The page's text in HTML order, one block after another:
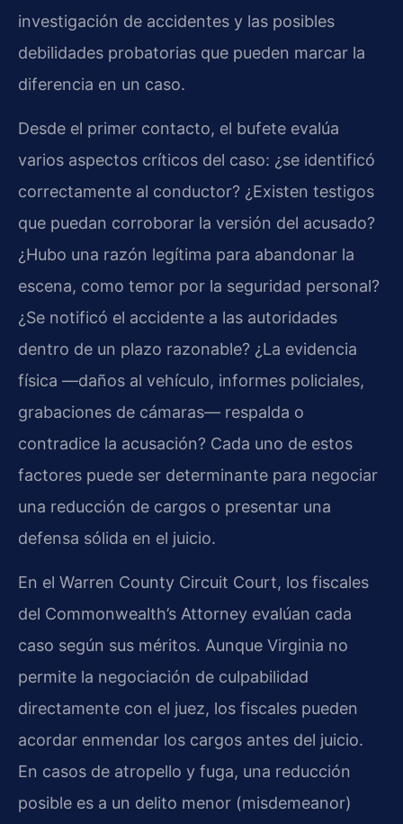
investigación de accidentes y las posibles
debilidades probatorias que pueden marcar la
diferencia en un caso.
Desde el primer contacto, el bufete evalúa
varios aspectos críticos del caso: ¿se identificó
correctamente al conductor? ¿Existen testigos
que puedan corroborar la versión del acusado?
¿Hubo una razón legítima para abandonar la
escena, como temor por la seguridad personal?
¿Se notificó el accidente a las autoridades
dentro de un plazo razonable? ¿La evidencia
física —daños al vehículo, informes policiales,
grabaciones de cámaras— respalda o
contradice la acusación? Cada uno de estos
factores puede ser determinante para negociar
una reducción de cargos o presentar una
defensa sólida en el juicio.
En el Warren County Circuit Court, los fiscales
del Commonwealth’s Attorney evalúan cada
caso según sus méritos. Aunque Virginia no
permite la negociación de culpabilidad
directamente con el juez, los fiscales pueden
acordar enmendar los cargos antes del juicio.
En casos de atropello y fuga, una reducción
posible es a un delito menor (misdemeanor)